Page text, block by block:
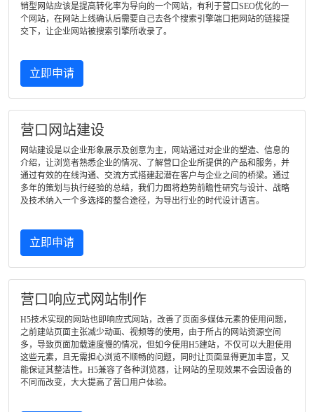
销型网站应该是提高转化率为导向的一个网站，有利于营口SEO优化的一
个网站，在网站上线确认后需要自己去各个搜索引擎端口把网站的链接提
交下，让企业网站被搜索引擎所收录了。
立即申请
营口网站建设
网站建设是以企业形象展示及创意为主，网站通过对企业的塑造、信息的
介绍，让浏览者熟悉企业的情况、了解营口企业所提供的产品和服务，并
通过有效的在线沟通、交流方式搭建起潜在客户与企业之间的桥梁。通过
多年的策划与执行经验的总结，我们力图将趋势前瞻性研究与设计、战略
及技术纳入一个多选择的整合途径，为导出行业的时代设计语言。
立即申请
营口响应式网站制作
H5技术实现的网站也即响应式网站，改善了页面多媒体元素的使用问题，
之前建站页面主张减少动画、视频等的使用，由于所占的网站资源空间
多，导致页面加载速度慢的情况，但如今使用H5建站，不仅可以大胆使用
这些元素，且无需担心浏览不顺畅的问题，同时让页面显得更加丰富，又
能保证其整洁性。H5兼容了各种浏览器，让网站的呈现效果不会因设备的
不同而改变，大大提高了营口用户体验。